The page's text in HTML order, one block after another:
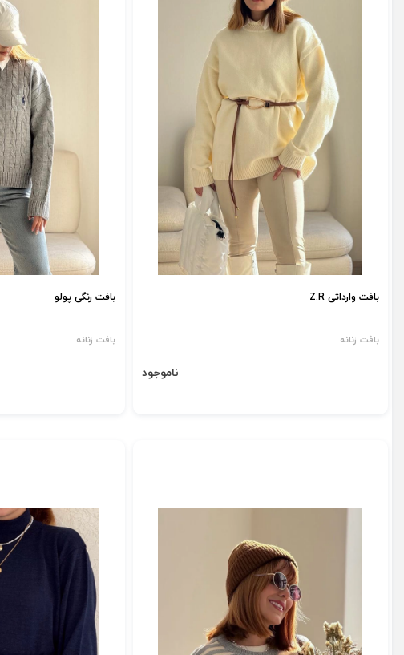
بافت وارداتی Z.R
بافت زنانه
ناموجود
بافت رنگی پولو
بافت زنانه